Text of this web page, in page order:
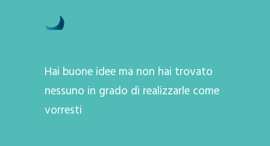
Hai buone idee ma non hai trovato
nessuno in grado di realizzarle come
vorresti